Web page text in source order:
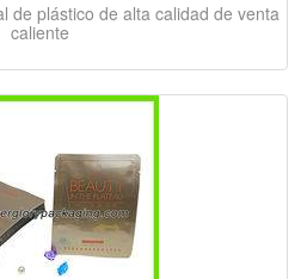
de plástico de alta calidad de venta
caliente